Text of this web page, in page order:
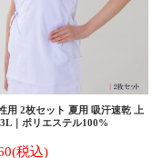
用 2枚セット 夏用 吸汗速乾 上
｜ポリエステル100%
(税込)